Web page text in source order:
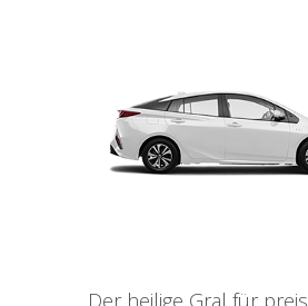
Der heilige Gral für